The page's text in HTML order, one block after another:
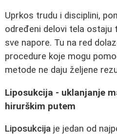
Uprkos trudu i disciplini,
određeni delovi tela ostaju
sve napore. Tu na red
procedure koje mogu
metode ne daju željene
Liposukcija - uklanjanje
hirurškim putem
Liposukcija je jedan od